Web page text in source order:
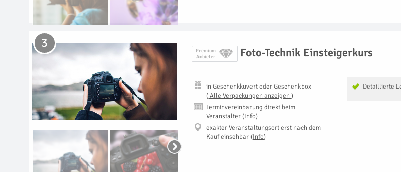
Premium
Anbieter
Foto-Technik Einsteigerkurs
3
Detaillierte
inGeschenkkuvert oder Geschenkbox
( Alle Verpackungen anzeigen )
Terminvereinbarung direkt beim
Veranstalter (Info)
exakter Veranstaltungsort erst nach dem
Kauf einsehbar (Info)